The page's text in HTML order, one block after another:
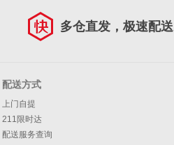
多仓直发，极速配送
配送方式
上门自提
211限时达
配送服务查询